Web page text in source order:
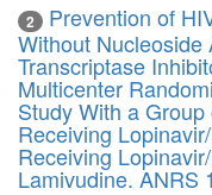
2
Prevention of
Without
Transcriptase
Multicenter
Study With a
Receiving
Receiving
Lamivudine. ANRS